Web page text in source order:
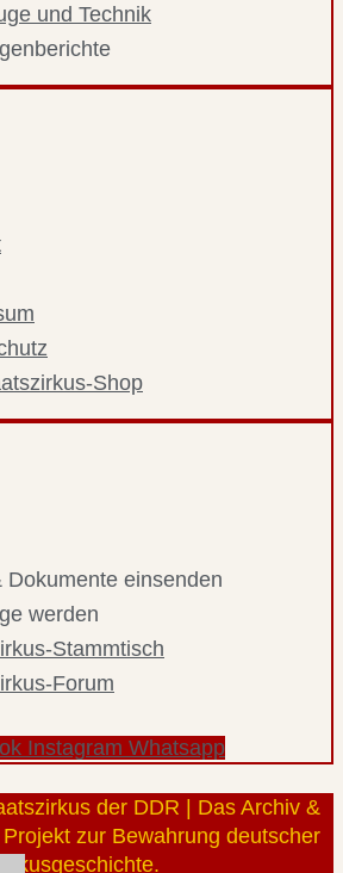
und Technik
Shop
Dokumente einsenden
werden
Stammtisch
Forum
Instagram Whatsapp
der DDR | Das Archiv &
zur Bewahrung deutscher
Zirkusgeschichte.